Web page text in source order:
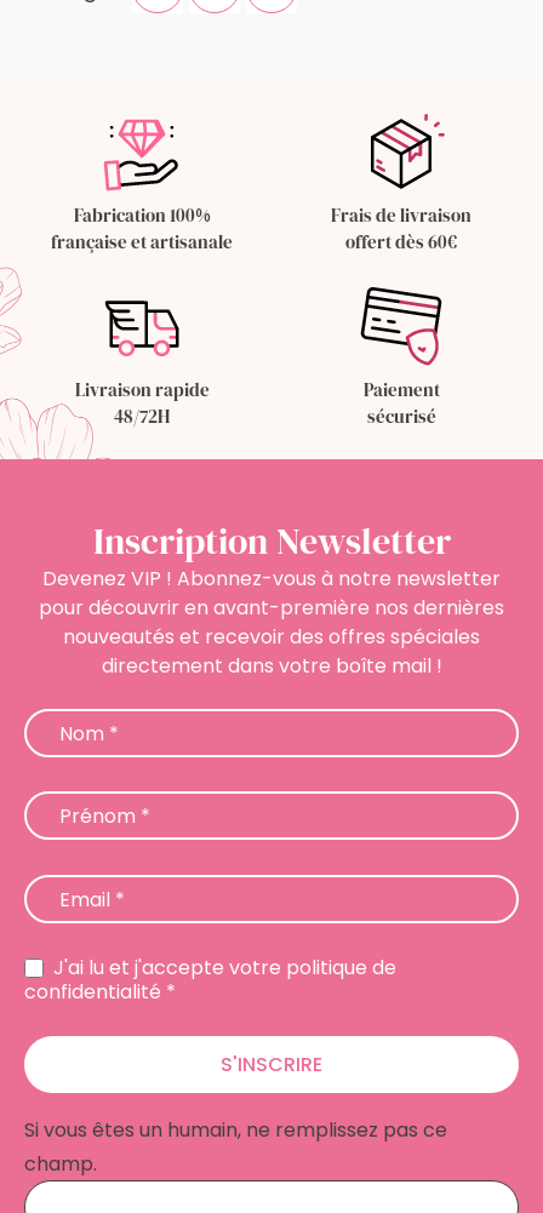
Fabrication 100%
française et artisanale
Frais de livraison
offert dès 60€
Livraison rapide
48/72H
Paiement
sécurisé
Inscription Newsletter
Devenez VIP ! Abonnez-vous à notre newsletter
pour découvrir en avant-première nos dernières
nouveautés et recevoir des offres spéciales
directement dans votre boîte mail !
Nom *
Prénom *
Email *
J'ai lu et j'accepte votre politique de
confidentialité *
S'INSCRIRE
Si vous êtes un humain, ne remplissez pas ce
champ.